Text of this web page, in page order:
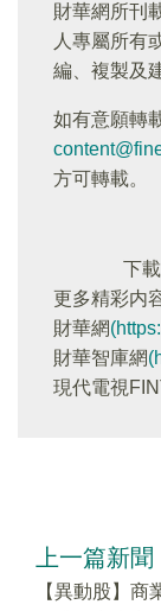
財華網所刊
人專屬所有
編、複製及
如有意願轉
方可轉載。
下
更多精彩内
財華網
財華智庫網
現代電視
上一篇新聞
【異動股】商